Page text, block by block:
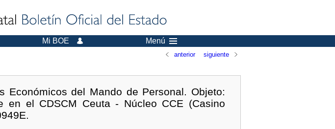
Mi BOE Menú
anterior siguiente
Económicos del Mando de Personal. Objeto:
en el CDSCM Ceuta - Núcleo CCE (Casino